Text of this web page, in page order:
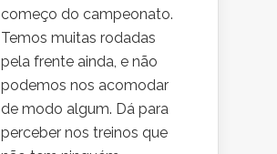
começo do campeonato.
Temos muitas rodadas
pela frente ainda, e não
podemos nos acomodar
de modo algum. Dá para
perceber nos treinos que